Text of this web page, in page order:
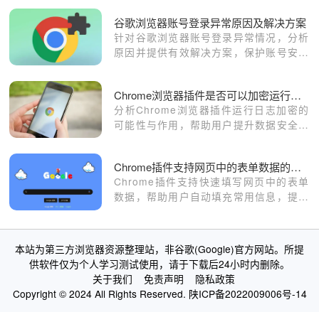
谷歌浏览器账号登录异常原因及解决方案
针对谷歌浏览器账号登录异常情况，分析
原因并提供有效解决方案，保护账号安全
Chrome浏览器插件是否可以加密运行日志
分析Chrome浏览器插件运行日志加密的
可能性与作用，帮助用户提升数据安全保
Chrome插件支持网页中的表单数据的快速填写
Chrome插件支持快速填写网页中的表单
数据，帮助用户自动填充常用信息，提升
本站为第三方浏览器资源整理站，非谷歌(Google)官方网站。所提
供软件仅为个人学习测试使用，请于下载后24小时内删除。
关于我们
免责声明
隐私政策
Copyright © 2024 All Rights Reserved. 陕ICP备2022009006号-14